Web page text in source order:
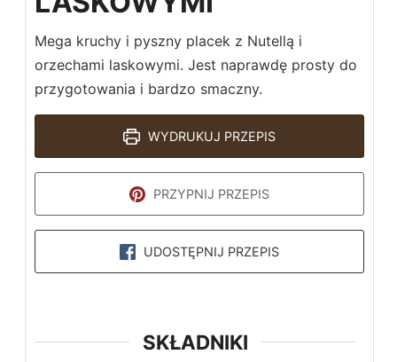
Mega kruchy i pyszny placek z Nutellą i
orzechami laskowymi. Jest naprawdę prosty do
przygotowania i bardzo smaczny.
WYDRUKUJ PRZEPIS
PRZYPNIJ PRZEPIS
UDOSTĘPNIJ PRZEPIS
SKŁADNIKI